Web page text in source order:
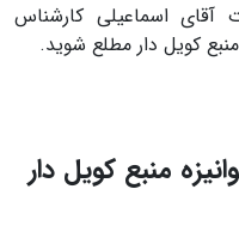
اسماعیلی کارشناس
کویل دار مطلع شوید.
منبع کویل دار